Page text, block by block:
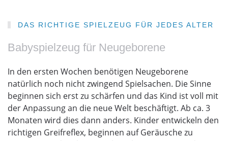
DAS RICHTIGE SPIELZEUG FÜR JEDES ALTER
Babyspielzeug für Neugeborene
In den ersten Wochen benötigen Neugeborene
natürlich noch nicht zwingend Spielsachen. Die Sinne
beginnen sich erst zu schärfen und das Kind ist voll mit
der Anpassung an die neue Welt beschäftigt. Ab ca. 3
Monaten wird dies dann anders. Kinder entwickeln den
richtigen Greifreflex, beginnen auf Geräusche zu